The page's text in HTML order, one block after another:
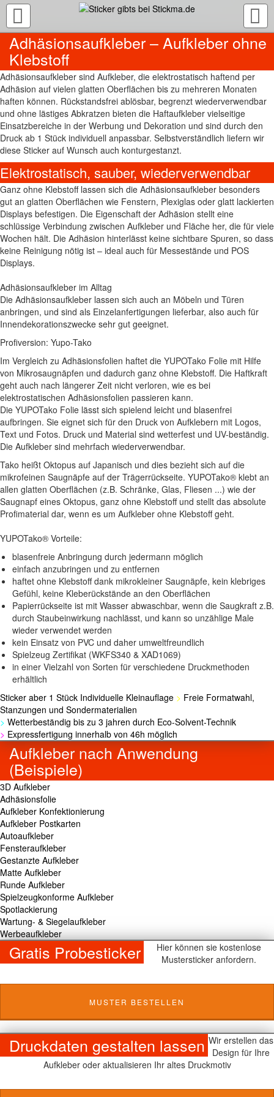
TOGGLE
NAVIGATION
Adhäsionsaufkleber – Aufkleber ohne
Klebstoff
Adhäsionsaufkleber sind Aufkleber, die elektrostatisch haftend per
Adhäsion auf vielen glatten Oberflächen bis zu mehreren Monaten
haften können. Rückstandsfrei ablösbar, begrenzt wiederverwendbar
und ohne lästiges Abkratzen bieten die Haftaufkleber vielseitige
Einsatzbereiche in der Werbung und Dekoration und sind durch den
Druck ab 1 Stück individuell anpassbar. Selbstverständlich liefern wir
diese Sticker auf Wunsch auch konturgestanzt.
Elektrostatisch, sauber, wiederverwendbar
Ganz ohne Klebstoff lassen sich die Adhäsionsaufkleber besonders
gut an glatten Oberflächen wie Fenstern, Plexiglas oder glatt lackierten
Displays befestigen. Die Eigenschaft der Adhäsion stellt eine
schlüssige Verbindung zwischen Aufkleber und Fläche her, die für viele
Wochen hält. Die Adhäsion hinterlässt keine sichtbare Spuren, so dass
keine Reinigung nötig ist – ideal auch für Messestände und POS
Displays.
Adhäsionsaufkleber im Alltag
Die Adhäsionsaufkleber lassen sich auch an Möbeln und Türen
anbringen, und sind als Einzelanfertigungen lieferbar, also auch für
Innendekorationszwecke sehr gut geeignet.
Profiversion: Yupo-Tako
Im Vergleich zu Adhäsionsfolien haftet die YUPOTako Folie mit Hilfe
von Mikrosaugnäpfen und dadurch ganz ohne Klebstoff. Die Haftkraft
geht auch nach längerer Zeit nicht verloren, wie es bei
elektrostatischen Adhäsionsfolien passieren kann.
Die YUPOTako Folie lässt sich spielend leicht und blasenfrei
aufbringen. Sie eignet sich für den Druck von Aufklebern mit Logos,
Text und Fotos. Druck und Material sind wetterfest und UV-beständig.
Die Aufkleber sind mehrfach wiederverwendbar.
Tako heißt Oktopus auf Japanisch und dies bezieht sich auf die
mikrofeinen Saugnäpfe auf der Trägerrückseite. YUPOTako® klebt an
allen glatten Oberflächen (z.B. Schränke, Glas, Fliesen ...) wie der
Saugnapf eines Oktopus, ganz ohne Klebstoff und stellt das absolute
Profimaterial dar, wenn es um Aufkleber ohne Klebstoff geht.
YUPOTako® Vorteile:
blasenfreie Anbringung durch jedermann möglich
einfach anzubringen und zu entfernen
haftet ohne Klebstoff dank mikrokleiner Saugnäpfe, kein klebriges
Gefühl, keine Kleberückstände an den Oberflächen
Papierrückseite ist mit Wasser abwaschbar, wenn die Saugkraft z.B.
durch Staubeinwirkung nachlässt, und kann so unzählige Male
wieder verwendet werden
kein Einsatz von PVC und daher umweltfreundlich
Spielzeug Zertifikat (WKFS340 & XAD1069)
in einer Vielzahl von Sorten für verschiedene Druckmethoden
erhältlich
Sticker aber 1 Stück Individuelle Kleinauflage > Freie Formatwahl,
Stanzungen und Sondermaterialien
> Wetterbeständig bis zu 3 jahren durch Eco-Solvent-Technik
> Expressfertigung innerhalb von 46h möglich
Aufkleber nach Anwendung
(Beispiele)
3D Aufkleber
Adhäsionsfolie
Aufkleber Konfektionierung
Aufkleber Postkarten
Autoaufkleber
Fensteraufkleber
Gestanzte Aufkleber
Matte Aufkleber
Runde Aufkleber
Spielzeugkonforme Aufkleber
Spotlackierung
Wartung- & Siegelaufkleber
Werbeaufkleber
Gratis Probesticker
Hier können sie kostenlose
Mustersticker anfordern.
MUSTER BESTELLEN
Druckdaten gestalten lassen Wir erstellen das
Design für Ihre
Aufkleber oder aktualisieren Ihr altes Druckmotiv